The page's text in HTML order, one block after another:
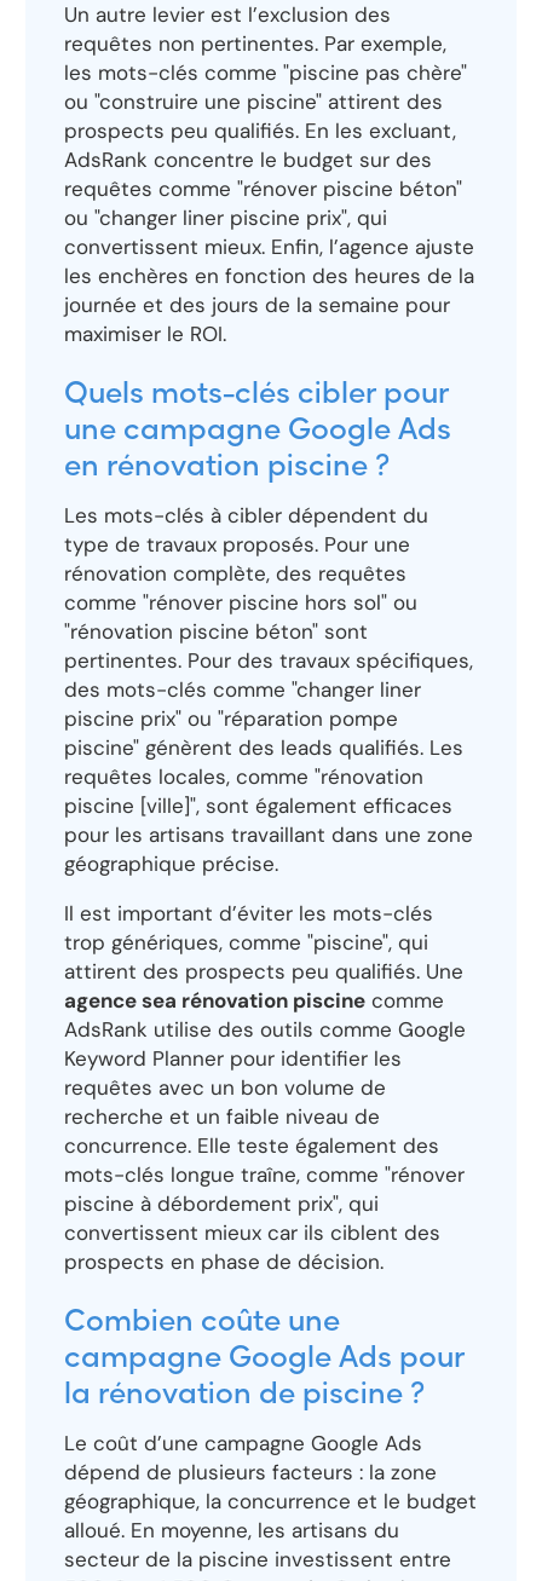
Un autre levier est l’exclusion des
requêtes non pertinentes. Par exemple,
les mots-clés comme "piscine pas chère"
ou "construire une piscine" attirent des
prospects peu qualifiés. En les excluant,
AdsRank concentre le budget sur des
requêtes comme "rénover piscine béton"
ou "changer liner piscine prix", qui
convertissent mieux. Enfin, l’agence ajuste
les enchères en fonction des heures de la
journée et des jours de la semaine pour
maximiser le ROI.
Quels mots-clés cibler pour
une campagne Google Ads
en rénovation piscine ?
Les mots-clés à cibler dépendent du
type de travaux proposés. Pour une
rénovation complète, des requêtes
comme "rénover piscine hors sol" ou
"rénovation piscine béton" sont
pertinentes. Pour des travaux spécifiques,
des mots-clés comme "changer liner
piscine prix" ou "réparation pompe
piscine" génèrent des leads qualifiés. Les
requêtes locales, comme "rénovation
piscine [ville]", sont également efficaces
pour les artisans travaillant dans une zone
géographique précise.
Il est important d’éviter les mots-clés
trop génériques, comme "piscine", qui
attirent des prospects peu qualifiés. Une
agence sea rénovation piscine comme
AdsRank utilise des outils comme Google
Keyword Planner pour identifier les
requêtes avec un bon volume de
recherche et un faible niveau de
concurrence. Elle teste également des
mots-clés longue traîne, comme "rénover
piscine à débordement prix", qui
convertissent mieux car ils ciblent des
prospects en phase de décision.
Combien coûte une
campagne Google Ads pour
la rénovation de piscine ?
Le coût d’une campagne Google Ads
dépend de plusieurs facteurs : la zone
géographique, la concurrence et le budget
alloué. En moyenne, les artisans du
secteur de la piscine investissent entre